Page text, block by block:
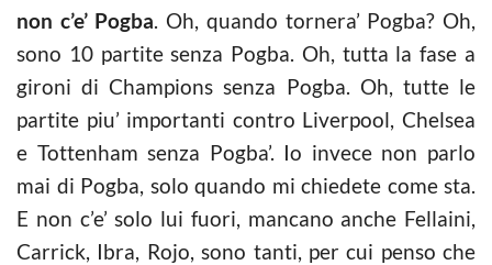
non c’e’ Pogba. Oh, quando tornera’ Pogba? Oh,
sono 10 partite senza Pogba. Oh, tutta la fase a
gironi di Champions senza Pogba. Oh, tutte le
partite piu’ importanti contro Liverpool, Chelsea
e Tottenham senza Pogba’. Io invece non parlo
mai di Pogba, solo quando mi chiedete come sta.
E non c’e’ solo lui fuori, mancano anche Fellaini,
Carrick, Ibra, Rojo, sono tanti, per cui penso che